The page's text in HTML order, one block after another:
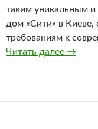
таким уникальным
дом «Сити» в
требованиям к
Читать далее Жилой
→